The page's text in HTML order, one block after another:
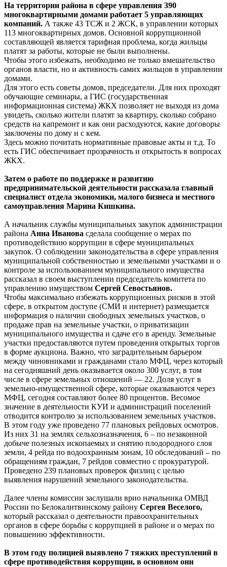
На территории района в сфере управления 390
многоквартирными домами работает 5 управляющих
компаний. А также 43 ТСЖ и 2 ЖСК, в управлении которых
113 многоквартирных домов. Основной коррупционной
составляющей является тарифная проблема, когда жильцы
платят за работы, которые не были выполнены.
Чтобы этого избежать, необходимо не только вмешательство
органов власти, но и активность самих жильцов в управлении
домами.
Для этого есть советы домов, председатели. Для них проходят
обучающие семинары, а ГИС (государственная
информационная система) ЖКХ позволяет не выходя из дома
увидеть, сколько жители платят за квартиру, сколько собрано
средств на капремонт и как они расходуются, какие договоры
заключены по дому и с кем.
Здесь можно почитать нормативные правовые акты и т.д. То
есть ГИС обеспечивает прозрачность и открытость в вопросах
ЖКХ.
Затем о работе по поддержке и развитию
предпринимательской деятельности рассказала главный
специалист отдела экономики, малого бизнеса и местного
самоуправления Марина Кишкина.
А начальник службы муниципальных закупок администрации
района Анна Иванова сделала сообщение о мерах по
противодействию коррупции в сфере муниципальных
закупок. О соблюдении законодательства в сфере управления
муниципальной собственностью и земельными участками и о
контроле за использованием муниципального имущества
рассказал в своем выступлении председатель комитета по
управлению имуществом Сергей Севостьянов.
Чтобы максимально избежать коррупционных рисков в этой
сфере, в открытом доступе (СМИ и интернет) размещается
информация о наличии свободных земельных участков, о
продаже прав на земельные участки, о приватизации
муниципального имущества и сдаче его в аренду. Земельные
участки предоставляются путем проведения открытых торгов
в форме аукциона. Важно, что заградительным барьером
между чиновниками и гражданами стало МФЦ, через который
на сегодняшний день оказывается около 300 услуг, в том
числе в сфере земельных отношений — 22. Доля услуг в
земельно-имущественной сфере, которые оказываются через
МФЦ, сегодня составляют более 80 процентов. Весомое
значение в деятельности КУИ и администраций поселений
отводится контролю за использованием земельных участков.
В этом году уже проведено 77 плановых рейдовых осмотров.
Из них 31 на землях сельхозназначения, 6 – по незаконной
добыче полезных ископаемых и снятию плодородного слоя
земли, 4 рейда по водоохранным зонам, 10 обследований – по
обращениям граждан, 7 рейдов совместно с прокуратурой.
Проведено 239 плановых проверок физлиц с целью
выявления нарушений земельного законодательства.
Далее члены комиссии заслушали врио начальника ОМВД
России по Белокалитвинскому району Сергея Веселого,
который рассказал о деятельности правоохранительных
органов в сфере борьбы с коррупцией в районе и о мерах по
повышению эффективности.
В этом году полицией выявлено 7 тяжких преступлений в
сфере противодействия коррупции, в основном они